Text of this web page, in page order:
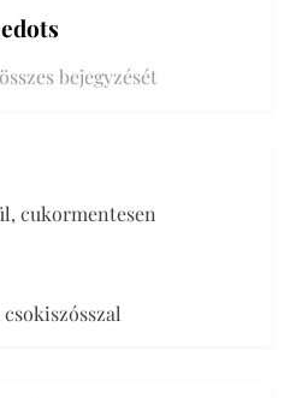
bejegyzését
cukormentesen